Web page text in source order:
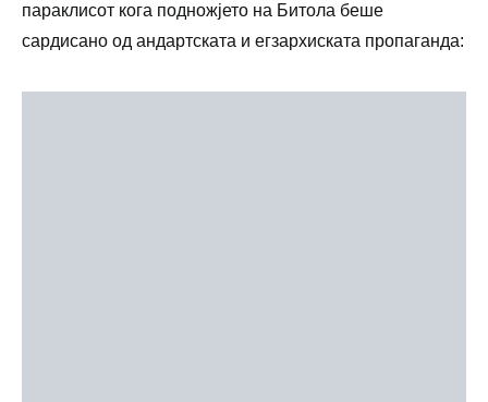
параклисот кога подножјето на Битола беше
сардисано од андартската и егзархиската пропаганда: